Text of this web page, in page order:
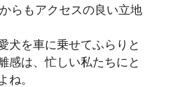
らもアクセスの良い立地
犬を車に乗せてふらりと
感は、忙しい私たちにと
ね。